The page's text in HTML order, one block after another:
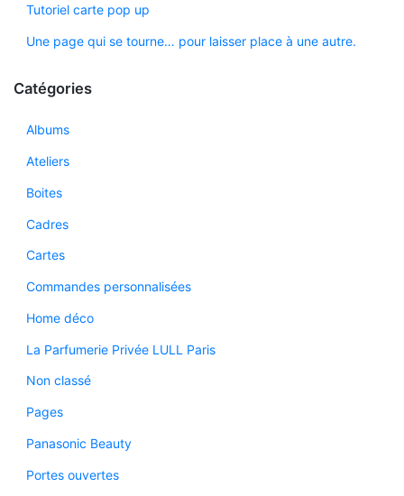
Tutoriel carte pop up
Une page qui se tourne… pour laisser place à une autre.
Catégories
Albums
Ateliers
Boites
Cadres
Cartes
Commandes personnalisées
Home déco
La Parfumerie Privée LULL Paris
Non classé
Pages
Panasonic Beauty
Portes ouvertes